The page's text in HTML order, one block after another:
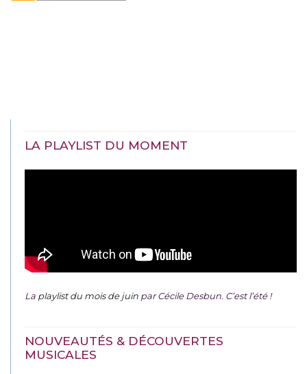
LA PLAYLIST DU MOMENT
La playlist du mois de juin par Cécile Desbun. C’est l’été !
NOUVEAUTÉS & DÉCOUVERTES
MUSICALES